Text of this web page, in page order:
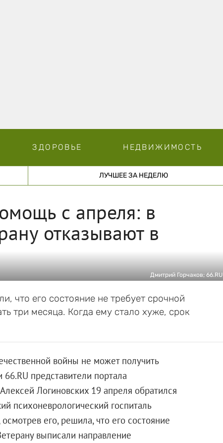
ЗДОРОВЬЕ НЕДВИЖИМОСТЬ
ЛУЧШЕЕ ЗА НЕДЕЛЮ
с апреля: в
отказывают в
Дмитрий Горчаков; 66.RU
что его состояние не требует срочной
три месяца. Когда ему стало хуже, срок
войны не может получить
представители портала
Логиновских 19 апреля обратился
психоневрологический госпиталь
его, решила, что его состояние
выписали направление